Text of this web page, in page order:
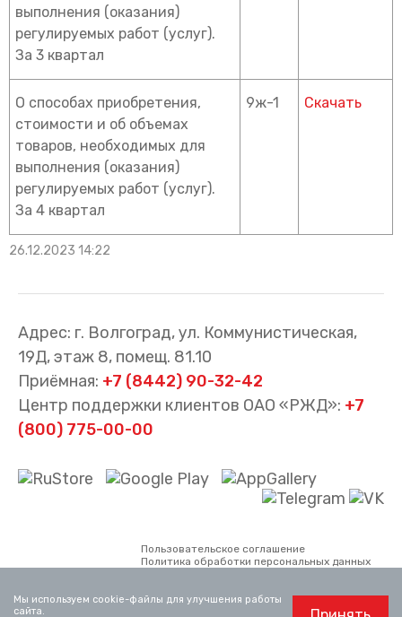
выполнения (оказания)
регулируемых работ (услуг).
За 3 квартал
О способах приобретения,
стоимости и об объемах
товаров, необходимых для
выполнения (оказания)
регулируемых работ (услуг).
За 4 квартал
9ж-1 Скачать
26.12.2023 14:22
Адрес: г. Волгоград, ул. Коммунистическая,
19Д, этаж 8, помещ. 81.10
Приёмная: +7 (8442) 90-32-42
Центр поддержки клиентов ОАО «РЖД»: +7
(800) 775-00-00
Пользовательское соглашение
Политика обработки персональных данных
«Волгоградтранспригород». Использование
материалов, опубликованных на сайте,
Мы используем cookie-файлы для улучшения работы
сайта.